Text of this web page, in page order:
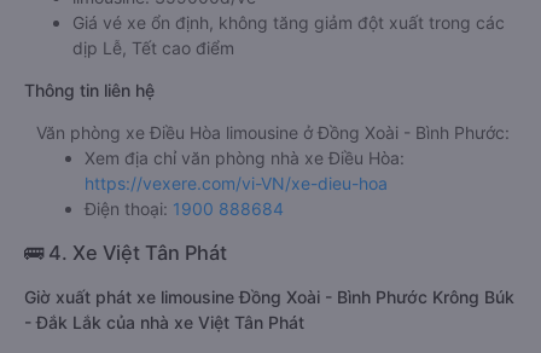
Giá vé xe ổn định, không tăng giảm đột xuất trong các
dịp Lễ, Tết cao điểm
Thông tin liên hệ
Văn phòng xe Điều Hòa limousine ở Đồng Xoài - Bình Phước:
Xem địa chỉ văn phòng nhà xe Điều Hòa:
https://vexere.com/vi-VN/xe-dieu-hoa
Điện thoại: 1900 888684
🚌 4. Xe Việt Tân Phát
Giờ xuất phát xe limousine Đồng Xoài - Bình Phước Krông Búk
- Đắk Lắk của nhà xe Việt Tân Phát